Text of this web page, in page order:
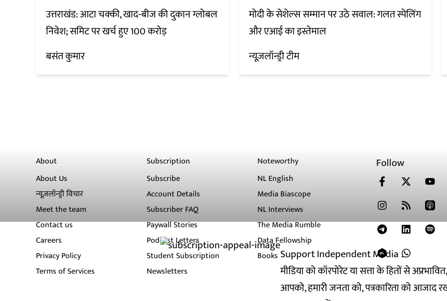
Support Independent Media
मीडिया को कॉरपोरेट या सत्ता के हितों से
आपको, हमारी जनता को, पत्रकारिता को
उत्तराखंड: आटा चक्की, खाद-बीज की दुकान ग्लोबल
निवेश; समिट पर खर्च हुए 100 करोड़
बसंत कुमार
मोदी के सेशेल्स सम्मान पर उठे सवाल: गलत स्पेलिंग
और एआई का इस्तेमाल
न्यूज़लॉन्ड्री टीम
About
About Us
न्यूज़लॉन्ड्री विचार
Meet the team
Contact us
Careers
Privacy Policy
Terms of Services
Subscription
Subscribe
Account Details
Subscriber FAQ
Paywall Stories
Podcast Letters
Student Subscription
Newsletters
Noteworthy
NL English
Media Biascope
NL Interviews
The Media Rumble
Data Fellowship
Books
Follow